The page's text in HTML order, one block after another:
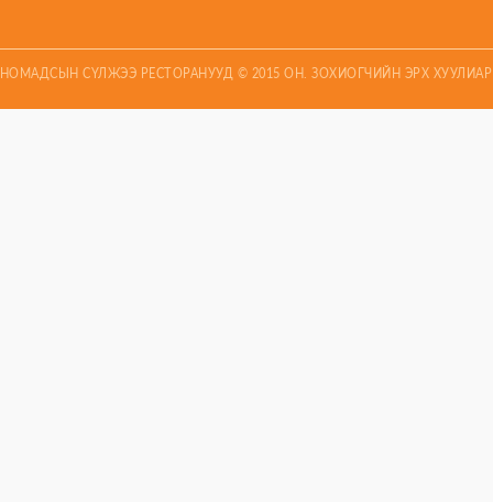
НОМАДСЫН СҮЛЖЭЭ РЕСТОРАНУУД © 2015 ОН. ЗОХИОГЧИЙН ЭРХ